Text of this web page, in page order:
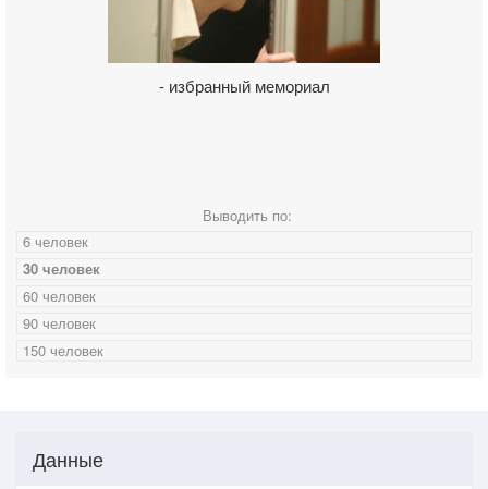
- избранный мемориал
Выводить по:
6 человек
30 человек
60 человек
90 человек
150 человек
Данные